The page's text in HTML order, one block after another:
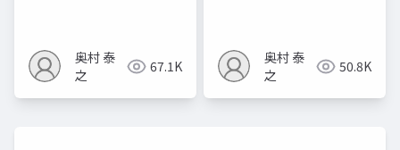
奥村 泰
之
67.1K
奥村 泰
之
50.8K